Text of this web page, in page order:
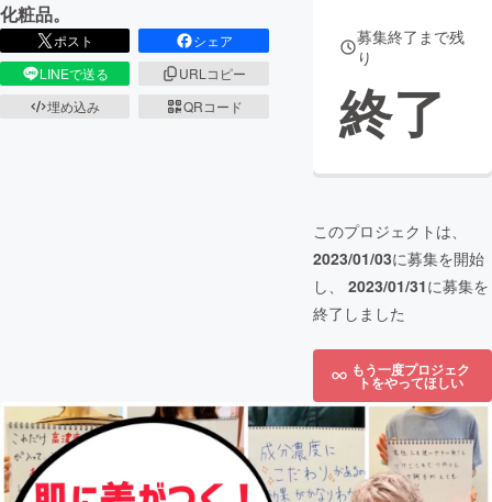
化粧品。
ポスト
シェア
LINEで送る
URLコピー
埋め込み
QRコード
募集終了まで残
り
終了
このプロジェクトは、
2023/01/03に募集を開始
し、 2023/01/31に募集を
終了しました
もう一度プロジェク
トをやってほしい